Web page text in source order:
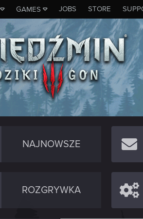
GAMES JOBS STORE
NAJNOWSZE
ROZGRYWKA